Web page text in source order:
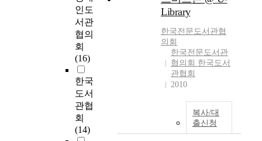
인도
서관
협의
회
(16)
한국
도서
관협
회
(14)
Library
한국전문도서관협
의회
한국전문도서관
협의회 한국도서
관협회
2010
복사/대
출신청